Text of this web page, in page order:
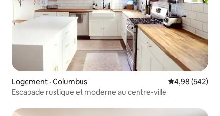
Logement · Columbus Note
4,98 (542)
Escapade rustique et moderne au centre-ville